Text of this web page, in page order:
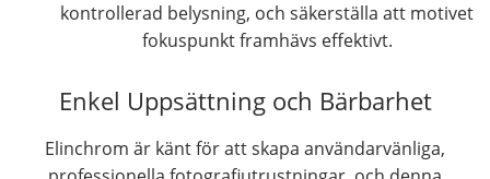
kontrollerad belysning, och säkerställa att motivet
fokuspunkt framhävs effektivt.
Enkel Uppsättning och Bärbarhet
Elinchrom är känt för att skapa användarvänliga,